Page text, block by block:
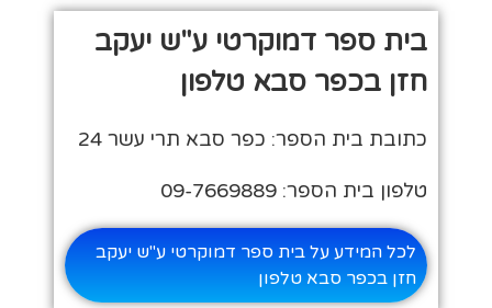
בית ספר דמוקרטי ע"ש יעקב
חזן בכפר סבא טלפון
כתובת בית הספר: כפר סבא תרי עשר 24
טלפון בית הספר: 09-7669889
לכל המידע על בית ספר דמוקרטי ע"ש יעקב
חזן בכפר סבא טלפון